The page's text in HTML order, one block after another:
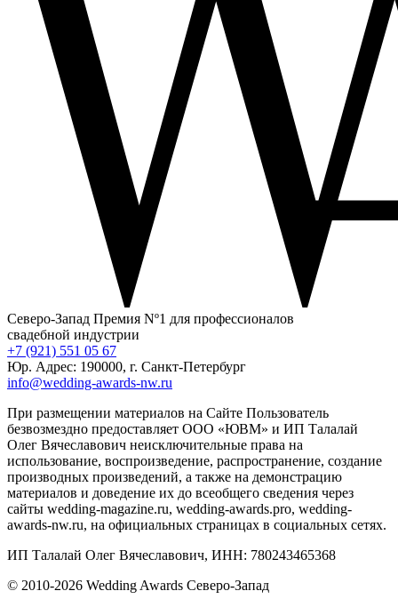
Северо-Запад Премия Nº1 для профессионалов
свадебной индустрии
+7 (921) 551 05 67
Юр. Адрес: 190000, г. Санкт-Петербург
info@wedding-awards-nw.ru
При размещении материалов на Сайте Пользователь
безвозмездно предоставляет ООО «ЮВМ» и ИП Талалай
Олег Вячеславович неисключительные права на
использование, воспроизведение, распространение, создание
производных произведений, а также на демонстрацию
материалов и доведение их до всеобщего сведения через
сайты wedding-magazine.ru, wedding-awards.pro, wedding-
awards-nw.ru, на официальных страницах в социальных сетях.
ИП Талалай Олег Вячеславович, ИНН: 780243465368
© 2010-2026 Wedding Awards Северо-Запад